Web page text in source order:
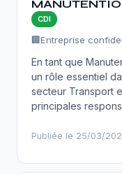
CDI
🏢Entreprise
En tant que
un rôle essentiel
secteur Transport
principales
Publiée le 25/03/